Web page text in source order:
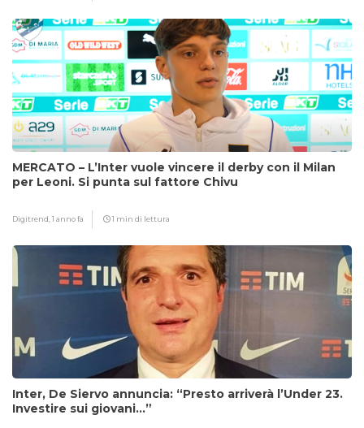
MERCATO – L’Inter vuole vincere il derby con il Milan
per Leoni. Si punta sul fattore Chivu
Digitrend,1 anno fa 1 min di lettura
Inter, De Siervo annuncia: “Presto arriverà l’Under 23.
Investire sui giovani…”